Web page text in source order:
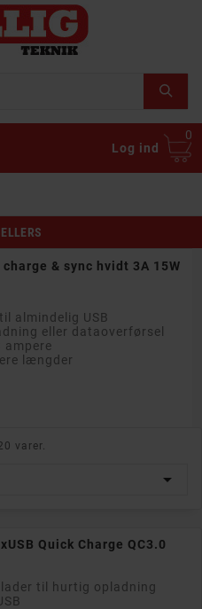
Log ind
0
& sync hvidt 3A 15W
almindelig USB
eller dataoverførsel
ampere
længder
varer.

Quick Charge QC3.0
til hurtig opladning